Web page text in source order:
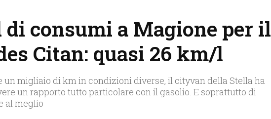
di consumi a Magione per il
Citan: quasi 26 km/l
un migliaio di km in condizioni diverse, il cityvan della Stella ha
un rapporto tutto particolare con il gasolio. E soprattutto di
al meglio